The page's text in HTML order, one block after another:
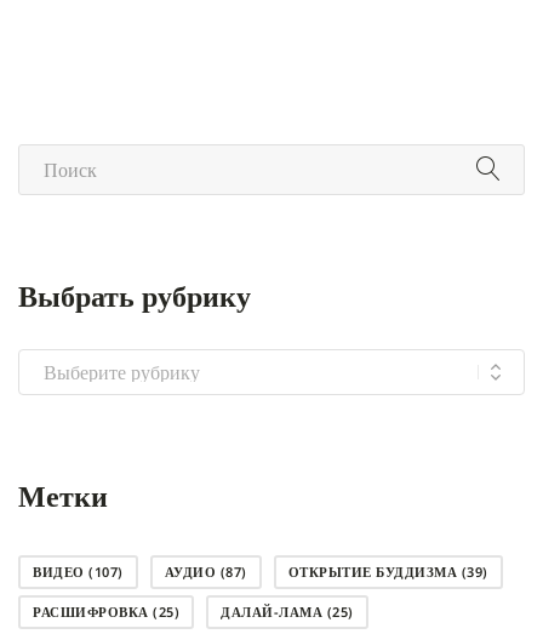
Выбрать рубрику
Выбрать
рубрику
Метки
ВИДЕО (107) АУДИО (87) ОТКРЫТИЕ БУДДИЗМА (39)
РАСШИФРОВКА (25) ДАЛАЙ-ЛАМА (25)